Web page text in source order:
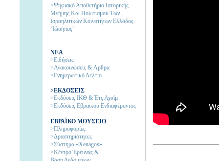
>Ψηφιακό Αποθετήριο Ιστορικής
Μνήμης Και Πολιτισμού Των
Ισραηλιτικών Κοινοτήτων Ελλάδος
`Ιώσηπος`
NEA
>Ειδήσεις
>Ανακοινώσεις & Aρθρα
>Ενημερωτικό Δελτίο
>ΕΚΔΟΣΕΙΣ
>Εκδόσεις ΙΚΘ & Έτς Αχαΐμ
>Εκδόσεις Εβραϊκού Ενδιαφέροντος
EΒΡΑΪΚΟ ΜΟΥΣΕΙΟ
>Πληροφορίες
>Δραστηριότητες
>Σύστημα «Xenagos»
>Κέντρο Έρευνας &